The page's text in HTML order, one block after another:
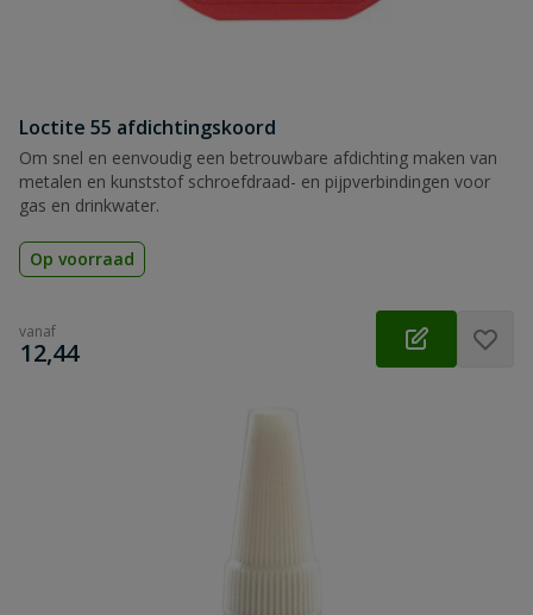
Loctite 55 afdichtingskoord
Om snel en eenvoudig een betrouwbare afdichting maken van
metalen en kunststof schroefdraad- en pijpverbindingen voor
gas en drinkwater.
Op voorraad
vanaf
€
12,44